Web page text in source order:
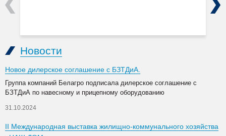
Previous Next
Новости
Новое дилерское соглашение с БЗТДиА.
Группа компаний Белагро подписала дилерское соглашение с
БЗТДиА по навесному и прицепному оборудованию
31.10.2024
II Международная выставка жилищно-коммунального хозяйства